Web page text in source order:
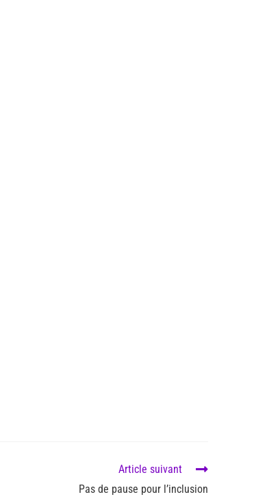
Article suivant
Pas de pause pour l’inclusion